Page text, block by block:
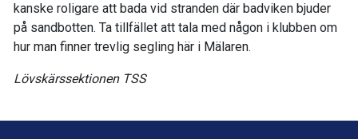
kanske roligare att bada vid stranden där badviken bjuder
på sandbotten. Ta tillfället att tala med någon i klubben om
hur man finner trevlig segling här i Mälaren.
Lövskärssektionen TSS